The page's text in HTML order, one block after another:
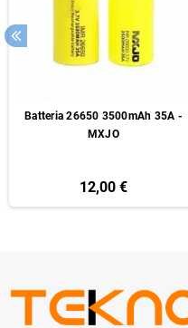
Batteria 26650 3500mAh 35A -
MXJO
12,00 €